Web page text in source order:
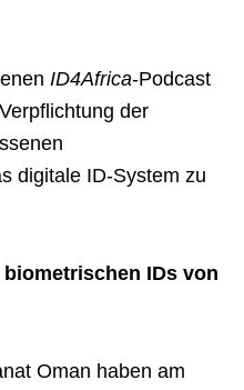
ID4Africa-Podcast
der
digitale ID-System zu
IDs von
Oman haben am